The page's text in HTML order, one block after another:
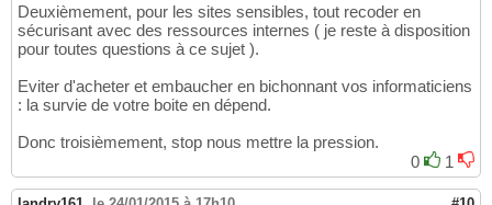
Deuxièmement, pour les sites sensibles, tout recoder en
sécurisant avec des ressources internes ( je reste à disposition
pour toutes questions à ce sujet ).
Eviter d'acheter et embaucher en bichonnant vos informaticiens
: la survie de votre boite en dépend.
Donc troisièmement, stop nous mettre la pression.
0
1